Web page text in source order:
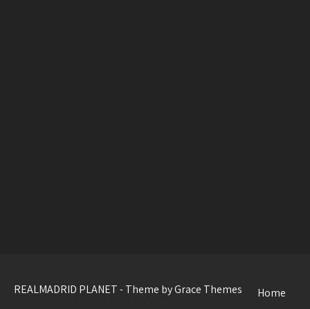
REALMADRID PLANET - Theme by Grace Themes Home